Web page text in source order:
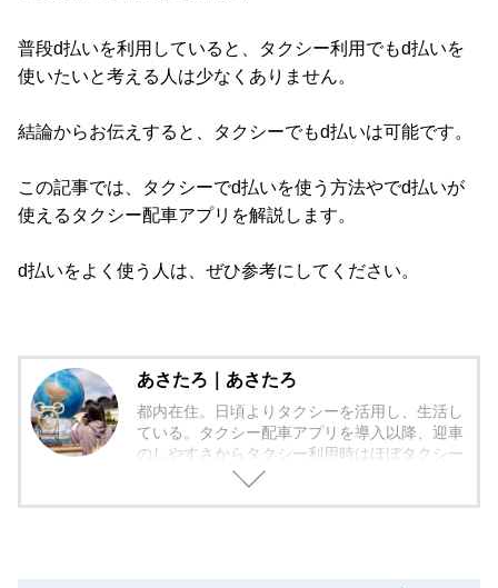
普段d払いを利用していると、タクシー利用でもd払いを
使いたいと考える人は少なくありません。
結論からお伝えすると、タクシーでもd払いは可能です。
この記事では、タクシーでd払いを使う方法やでd払いが
使えるタクシー配車アプリを解説します。
d払いをよく使う人は、ぜひ参考にしてください。
あさたろ｜あさたろ
都内在住。日頃よりタクシーを活用し、生活し
ている。タクシー配車アプリを導入以降、迎車
のしやすさからタクシー利用時はほぼタクシー
配車アプリを活用している。